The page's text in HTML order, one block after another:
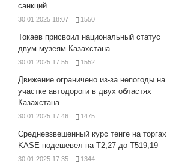
санкций
30.01.2025 18:07 1550
Токаев присвоил национальный статус
двум музеям Казахстана
30.01.2025 17:55 1552
Движение ограничено из-за непогоды на
участке автодороги в двух областях
Казахстана
30.01.2025 17:46 1475
Средневзвешенный курс тенге на торгах
KASE подешевел на Т2,27 до Т519,19
30.01.2025 17:35 1344